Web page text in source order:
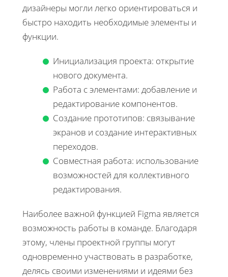
дизайнеры могли легко ориентироваться и
быстро находить необходимые элементы и
функции.
Инициализация проекта: открытие
нового документа.
Работа с элементами: добавление и
редактирование компонентов.
Создание прототипов: связывание
экранов и создание интерактивных
переходов.
Совместная работа: использование
возможностей для коллективного
редактирования.
Наиболее важной функцией Figma является
возможность работы в команде. Благодаря
этому, члены проектной группы могут
одновременно участвовать в разработке,
делясь своими изменениями и идеями без